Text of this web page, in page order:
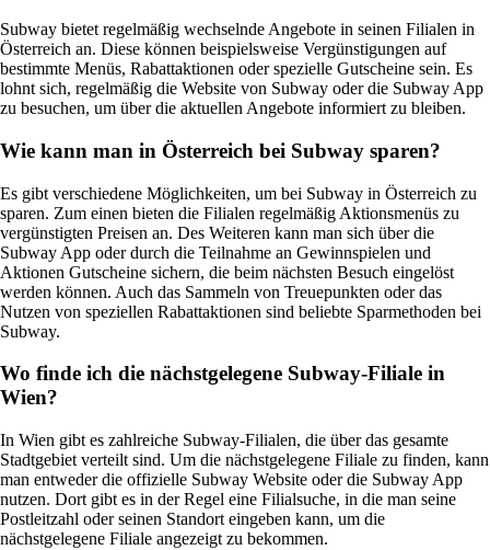
Subway bietet regelmäßig wechselnde Angebote in seinen Filialen in
Österreich an. Diese können beispielsweise Vergünstigungen auf
bestimmte Menüs, Rabattaktionen oder spezielle Gutscheine sein. Es
lohnt sich, regelmäßig die Website von Subway oder die Subway App
zu besuchen, um über die aktuellen Angebote informiert zu bleiben.
Wie kann man in Österreich bei Subway sparen?
Es gibt verschiedene Möglichkeiten, um bei Subway in Österreich zu
sparen. Zum einen bieten die Filialen regelmäßig Aktionsmenüs zu
vergünstigten Preisen an. Des Weiteren kann man sich über die
Subway App oder durch die Teilnahme an Gewinnspielen und
Aktionen Gutscheine sichern, die beim nächsten Besuch eingelöst
werden können. Auch das Sammeln von Treuepunkten oder das
Nutzen von speziellen Rabattaktionen sind beliebte Sparmethoden bei
Subway.
Wo finde ich die nächstgelegene Subway-Filiale in
Wien?
In Wien gibt es zahlreiche Subway-Filialen, die über das gesamte
Stadtgebiet verteilt sind. Um die nächstgelegene Filiale zu finden, kann
man entweder die offizielle Subway Website oder die Subway App
nutzen. Dort gibt es in der Regel eine Filialsuche, in die man seine
Postleitzahl oder seinen Standort eingeben kann, um die
nächstgelegene Filiale angezeigt zu bekommen.